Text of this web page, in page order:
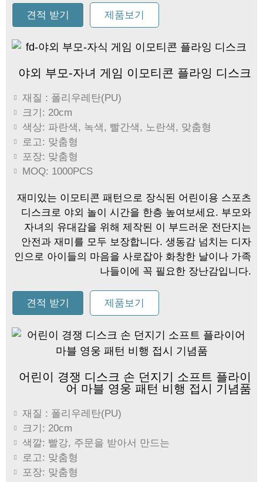
견적 받기 제품보기
야외 부모-자녀 게임 이모티콘 플라잉 디스크
재질 : 폴리우레탄(PU)
크기: 20cm
색상: 파란색, 녹색, 빨간색, 노란색, 맞춤형
로고: 맞춤형
포장: 맞춤형
MOQ: 1000PCS
재미있는 이모티콘 패턴으로 장식된 어린이용 스포츠
디스크로 야외 놀이 시간을 한층 높여보세요. 부모와
자녀의 유대감을 위해 제작된 이 부드러운 전단지는
안전과 재미를 모두 보장합니다. 생동감 넘치는 디자
인으로 아이들의 마음을 사로잡아 화창한 날이나 가족
나들이에 꼭 필요한 장난감입니다.
견적 받기 제품보기
어린이 경쟁 디스크 손 던지기 소프트 플라이
어 마블 영웅 패턴 비행 접시 기념품
재질 : 폴리우레탄(PU)
크기: 20cm
색깔: 빨강, 주문을 받아서 만드는
로고: 맞춤형
포장: 맞춤형